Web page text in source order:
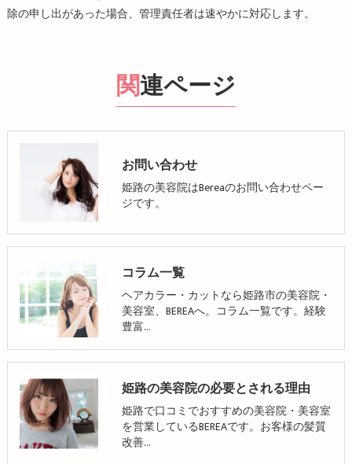
除の申し出があった場合、管理責任者は速やかに対応します。
関連ページ
お問い合わせ
姫路の美容院はBereaのお問い合わせペー
ジです。
コラム一覧
ヘアカラー・カットなら姫路市の美容院・
美容室、BEREAへ。コラム一覧です。経験
豊富…
姫路の美容院の必要とされる理由
姫路で口コミでおすすめの美容院・美容室
を営業しているBEREAです。お客様の髪質
改善…